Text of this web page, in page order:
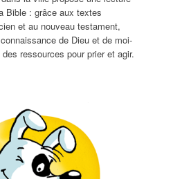
Bible : grâce aux textes
et au nouveau testament,
de Dieu et de moi-
ressources pour prier et agir.